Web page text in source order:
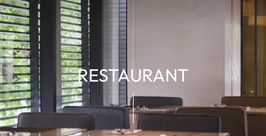
RESTAURANT